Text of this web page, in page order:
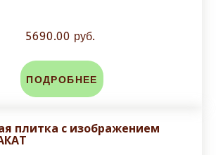
5690.00 руб.
ПОДРОБНЕЕ
плитка с изображением